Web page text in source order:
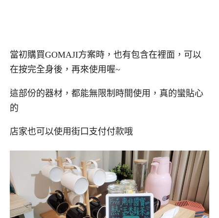
當初購買GOMAJI方案時，也有包含在裡面，可以
在按完全身後，再來使用喔~
這部份的器材，都能無限制時間使用，真的蠻貼心
的
店家也可以使用街口支付付款哦